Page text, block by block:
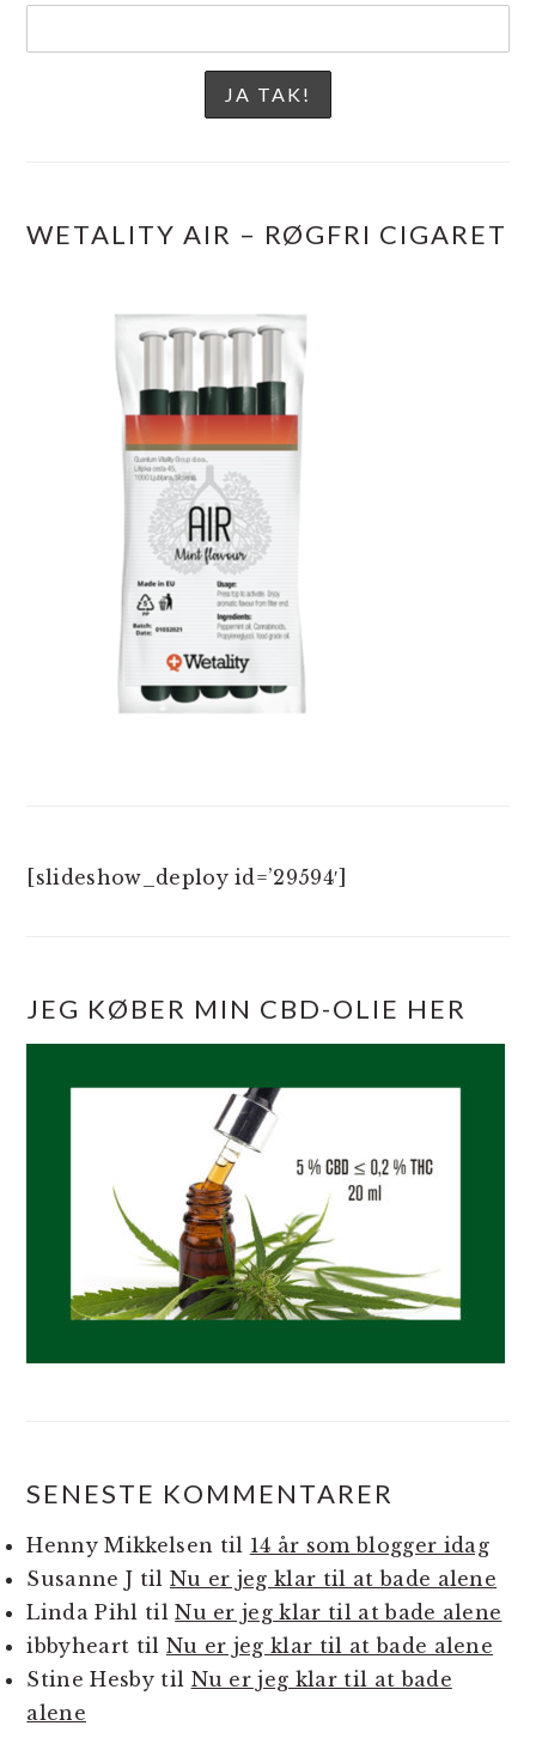
WETALITY AIR – RØGFRI CIGARET
[slideshow_deploy id=’29594′]
JEG KØBER MIN CBD-OLIE HER
SENESTE KOMMENTARER
Henny Mikkelsen til 14 år som blogger idag
Susanne J til Nu er jeg klar til at bade alene
Linda Pihl tilNu er jeg klar til at bade alene
ibbyheart til Nu er jeg klar til at bade alene
Stine Hesbytil Nu er jeg klar til at bade
alene